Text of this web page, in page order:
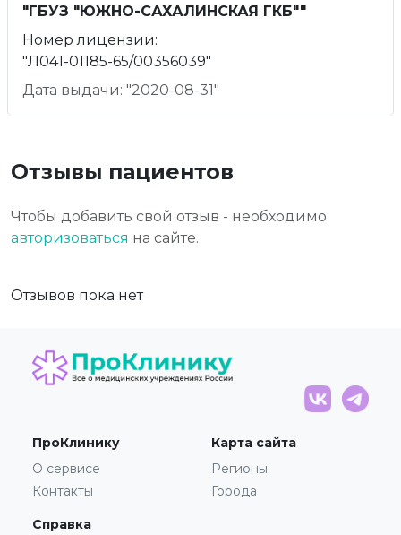
"ГБУЗ "ЮЖНО-САХАЛИНСКАЯ ГКБ""
Номер лицензии:
"Л041-01185-65/00356039"
Дата выдачи: "2020-08-31"
Отзывы пациентов
Чтобы добавить свой отзыв - необходимо
авторизоваться на сайте.
Отзывов пока нет
ПроКлинику
О сервисе
Контакты
Карта сайта
Регионы
Города
Справка